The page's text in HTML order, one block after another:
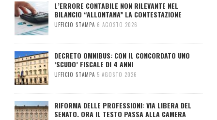
L’ERRORE CONTABILE NON RILEVANTE NEL
BILANCIO “ALLONTANA” LA CONTESTAZIONE
UFFICIO STAMPA 6 AGOSTO 2026
DECRETO OMNIBUS: CON IL CONCORDATO UNO
‘SCUDO’ FISCALE DI 4 ANNI
UFFICIO STAMPA 5 AGOSTO 2026
RIFORMA DELLE PROFESSIONI: VIA LIBERA DEL
SENATO. ORA IL TESTO PASSA ALLA CAMERA